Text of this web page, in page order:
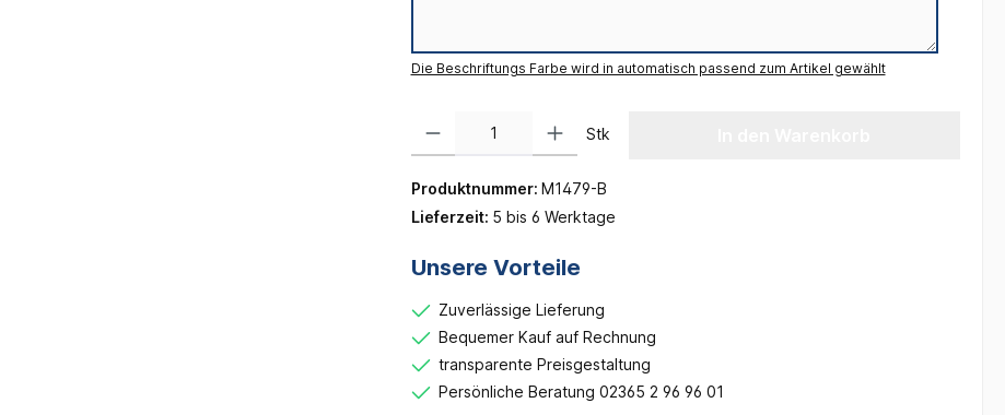
Die Beschriftungs Farbe wird in automatisch passend zum Artikel gewählt
Stk
Produktnummer: M1479-B
Lieferzeit: 5 bis 6 Werktage
Unsere Vorteile
Zuverlässige Lieferung
Bequemer Kauf auf Rechnung
transparente Preisgestaltung
Persönliche Beratung 02365 2 96 96 01